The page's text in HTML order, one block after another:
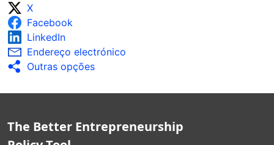
X
Facebook
LinkedIn
Endereço electrónico
Outras opções
The Better Entrepreneurship